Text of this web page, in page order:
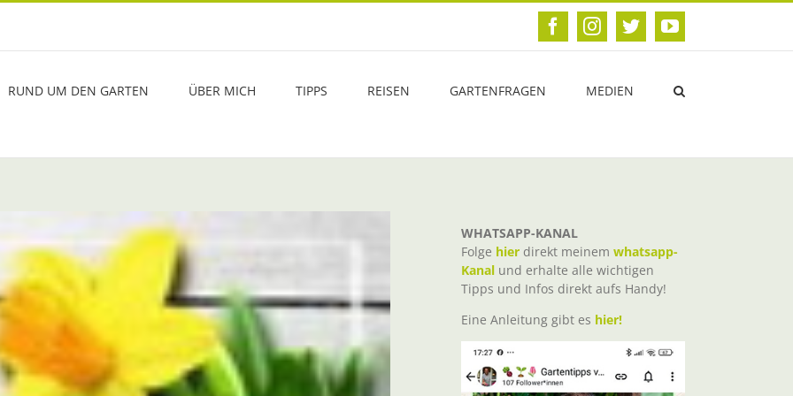
FacebookInstagram
TwitterYouTube
RUND UM DEN GARTEN ÜBER MICH TIPPS REISEN GARTENFRAGEN MEDIEN
WHATSAPP-KANAL
Folge hier direkt meinem whatsapp-
Kanal und erhalte alle wichtigen
Tipps und Infos direkt aufs Handy!
Eine Anleitung gibt es hier!